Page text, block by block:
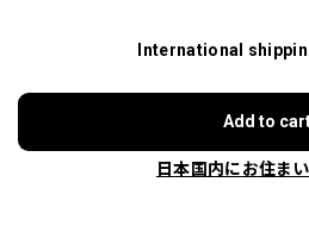
International
Add to
日本国内にお住ま